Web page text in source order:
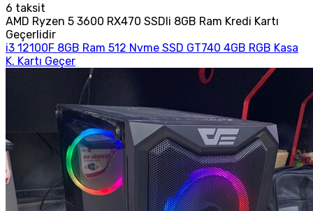
6 taksit
AMD Ryzen 5 3600 RX470 SSDli 8GB Ram Kredi Kartı
Geçerlidir
i3 12100F 8GB Ram 512 Nvme SSD GT740 4GB RGB Kasa
K. Kartı Geçer